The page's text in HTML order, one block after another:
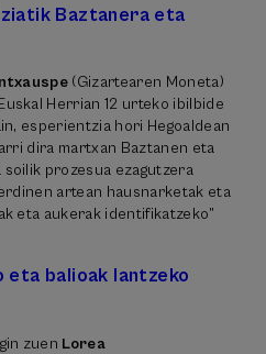
Baztanera eta
(Gizartearen Moneta)
Herrian 12 urteko ibilbide
esperientzia hori Hegoaldean
dira martxan Baztanen eta
soilik prozesua ezagutzera
artean hausnarketak eta
eta aukerak identifikatzeko”
eta balioak lantzeko
zuen Lorea